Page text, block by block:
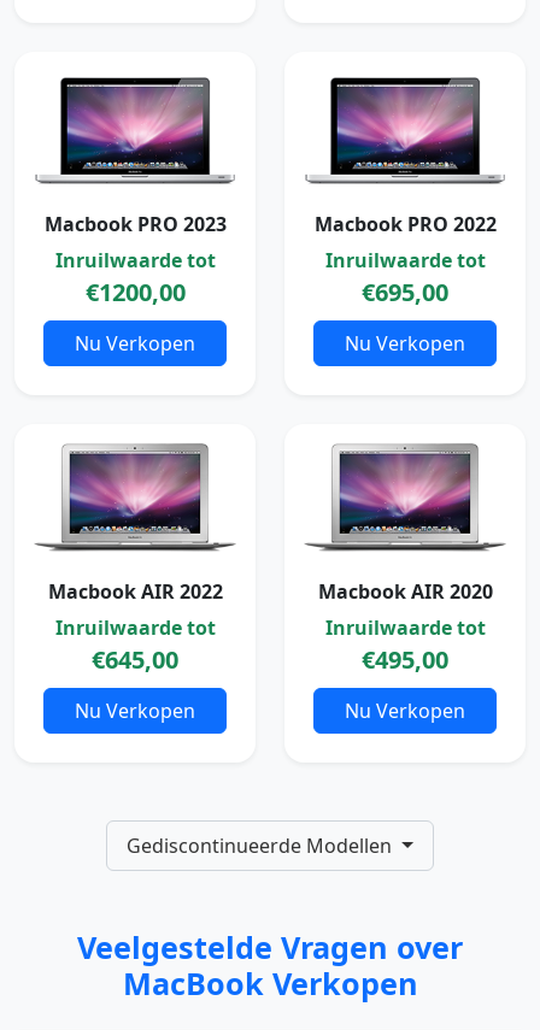
Macbook PRO 2023
Inruilwaarde tot
€1200,00
Nu Verkopen
Macbook PRO 2022
Inruilwaarde tot
€695,00
Nu Verkopen
Macbook AIR 2022
Inruilwaarde tot
€645,00
Nu Verkopen
Macbook AIR 2020
Inruilwaarde tot
€495,00
Nu Verkopen
Gediscontinueerde Modellen
Veelgestelde Vragen over
MacBook Verkopen